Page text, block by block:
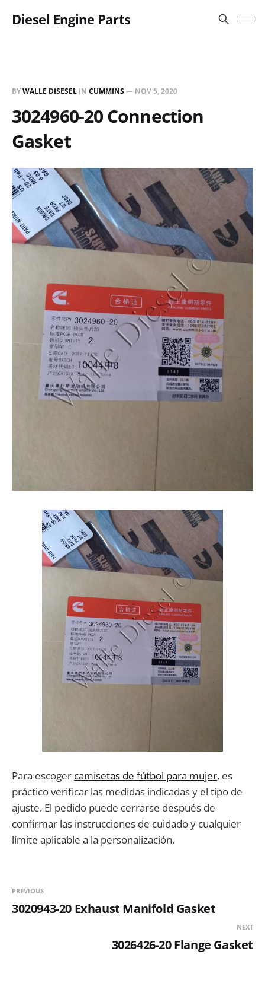
Diesel Engine Parts
BYWALLE DISESEL IN CUMMINS— NOV 5, 2020
3024960-20 Connection
Gasket
Para escoger camisetas de fútbol para mujer, es
práctico verificar las medidas indicadas y el tipo de
ajuste. El pedido puede cerrarse después de
confirmar las instrucciones de cuidado y cualquier
límite aplicable a la personalización.
PREVIOUS
3020943-20 Exhaust Manifold Gasket
NEXT
3026426-20 Flange Gasket